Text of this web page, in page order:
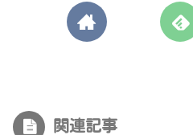
関連記事